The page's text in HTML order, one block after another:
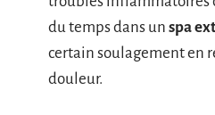
du temps dans un spa
certain soulagement en
douleur.